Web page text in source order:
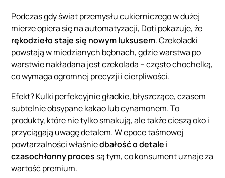
Podczas gdy świat przemysłu cukierniczego w dużej
mierze opiera się na automatyzacji, Doti pokazuje, że
rękodzieło staje się nowym luksusem. Czekoladki
powstają w miedzianych bębnach, gdzie warstwa po
warstwie nakładana jest czekolada – często chochelką,
co wymaga ogromnej precyzji i cierpliwości.
Efekt? Kulki perfekcyjnie gładkie, błyszczące, czasem
subtelnie obsypane kakao lub cynamonem. To
produkty, które nie tylko smakują, ale także cieszą oko i
przyciągają uwagę detalem. W epoce taśmowej
powtarzalności właśniedbałość o detale i
czasochłonny proces są tym, co konsument uznaje za
wartość premium.